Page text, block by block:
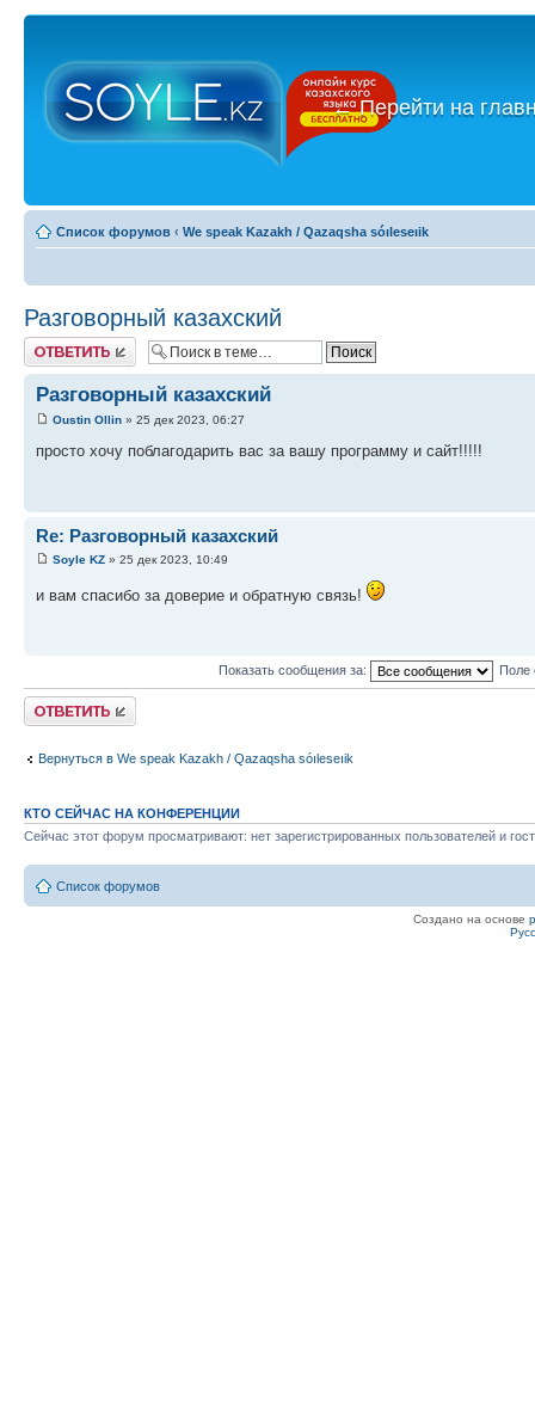
←Перейти на
Список форумов ‹ We speak Kazakh / Qazaqsha sóıleseıik
Разговорный казахский
Ответить
Разговорный казахский
Oustin Ollin » 25 дек 2023, 06:27
просто хочу поблагодарить вас за вашу программу и сайт!!!!!
Re: Разговорный казахский
Soyle KZ » 25 дек 2023, 10:49
и вам спасибо за доверие и обратную связь!
Показать сообщения за: Поле
Ответить
Вернуться в We speak Kazakh / Qazaqsha sóıleseıik
КТО СЕЙЧАС НА КОНФЕРЕНЦИИ
Сейчас этот форум просматривают: нет зарегистрированных пользователей и
Список форумов
Создано на основе